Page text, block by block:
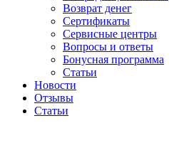
Возврат денег
Сертификаты
Сервисные центры
Вопросы и ответы
Бонусная программа
Статьи
Новости
Отзывы
Статьи